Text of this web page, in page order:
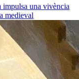
impulsa una vivència
medieval